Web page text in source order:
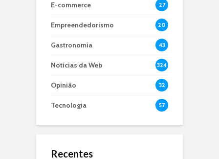
E-commerce 27
Empreendedorismo 20
Gastronomia 43
Notícias da Web 324
Opinião 32
Tecnologia 57
Recentes